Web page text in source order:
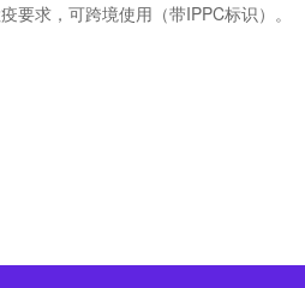
求，可跨境使用（带IPPC标识）。